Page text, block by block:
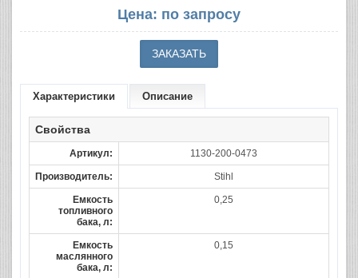
Цена: по запросу
Характеристики Описание
Свойства
Артикул: 1130-200-0473
Производитель: Stihl
Емкость
топливного
бака, л:
0,25
Емкость
маслянного
бака, л:
0,15